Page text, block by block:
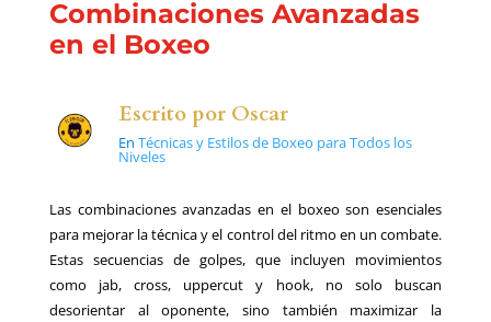
Combinaciones Avanzadas
en el Boxeo
Escrito por Oscar
En Técnicas y Estilos de Boxeo para Todos los
Niveles
Las combinaciones avanzadas en el boxeo son esenciales
para mejorar la técnica y el control del ritmo en un combate.
Estas secuencias de golpes, que incluyen movimientos
como jab, cross, uppercut y hook, no solo buscan
desorientar al oponente, sino también maximizar la